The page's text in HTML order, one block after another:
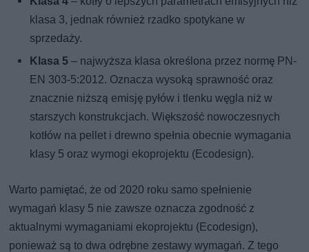
klasa 3, jednak również rzadko spotykane w
sprzedaży.
Klasa 5 – najwyższa klasa określona przez normę PN-
EN 303-5:2012. Oznacza wysoką sprawność oraz
znacznie niższą emisję pyłów i tlenku węgla niż w
starszych konstrukcjach. Większość nowoczesnych
kotłów na pellet i drewno spełnia obecnie wymagania
klasy 5 oraz wymogi ekoprojektu (Ecodesign).
Warto pamiętać, że od 2020 roku samo spełnienie
wymagań klasy 5 nie zawsze oznacza zgodność z
aktualnymi wymaganiami ekoprojektu (Ecodesign),
ponieważ są to dwa odrębne zestawy wymagań. Z tego